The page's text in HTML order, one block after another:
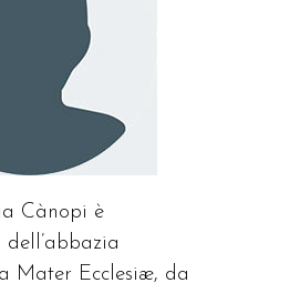
Cànopi è
dell’abbazia
Mater Ecclesiæ, da